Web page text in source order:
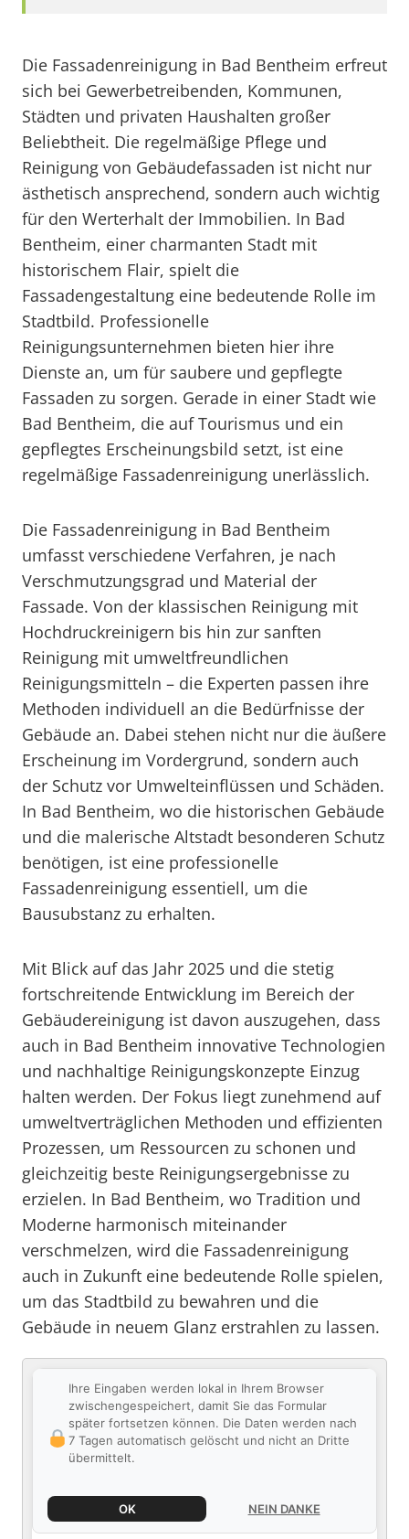
Die Fassadenreinigung in Bad Bentheim erfreut
sich bei Gewerbetreibenden, Kommunen,
Städten und privaten Haushalten großer
Beliebtheit. Die regelmäßige Pflege und
Reinigung von Gebäudefassaden ist nicht nur
ästhetisch ansprechend, sondern auch wichtig
für den Werterhalt der Immobilien. In Bad
Bentheim, einer charmanten Stadt mit
historischem Flair, spielt die
Fassadengestaltung eine bedeutende Rolle im
Stadtbild. Professionelle
Reinigungsunternehmen bieten hier ihre
Dienste an, um für saubere und gepflegte
Fassaden zu sorgen. Gerade in einer Stadt wie
Bad Bentheim, die auf Tourismus und ein
gepflegtes Erscheinungsbild setzt, ist eine
regelmäßige Fassadenreinigung unerlässlich.
Die Fassadenreinigung in Bad Bentheim
umfasst verschiedene Verfahren, je nach
Verschmutzungsgrad und Material der
Fassade. Von der klassischen Reinigung mit
Hochdruckreinigern bis hin zur sanften
Reinigung mit umweltfreundlichen
Reinigungsmitteln – die Experten passen ihre
Methoden individuell an die Bedürfnisse der
Gebäude an. Dabei stehen nicht nur die äußere
Erscheinung im Vordergrund, sondern auch
der Schutz vor Umwelteinflüssen und Schäden.
In Bad Bentheim, wo die historischen Gebäude
und die malerische Altstadt besonderen Schutz
benötigen, ist eine professionelle
Fassadenreinigung essentiell, um die
Bausubstanz zu erhalten.
Mit Blick auf das Jahr 2025 und die stetig
fortschreitende Entwicklung im Bereich der
Gebäudereinigung ist davon auszugehen, dass
auch in Bad Bentheim innovative Technologien
und nachhaltige Reinigungskonzepte Einzug
halten werden. Der Fokus liegt zunehmend auf
umweltverträglichen Methoden und effizienten
Prozessen, um Ressourcen zu schonen und
gleichzeitig beste Reinigungsergebnisse zu
erzielen. In Bad Bentheim, wo Tradition und
Moderne harmonisch miteinander
verschmelzen, wird die Fassadenreinigung
auch in Zukunft eine bedeutende Rolle spielen,
um das Stadtbild zu bewahren und die
Gebäude in neuem Glanz erstrahlen zu lassen.
Ihre Eingaben werden lokal in Ihrem Browser
zwischengespeichert, damit Sie das Formular
später fortsetzen können. Die Daten werden nach
7 Tagen automatisch gelöscht und nicht an Dritte
übermittelt.
OK NEIN DANKE